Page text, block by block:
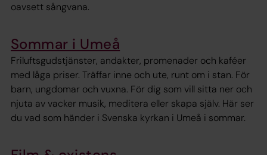
oavsett sångvana.
Sommar i Umeå
Friluftsgudstjänster, andakter, promenader och kaféer
med låga priser. Träffar inne och ute, runt om i stan. För
barn, ungdomar och vuxna. För dig som vill sitta ner och
njuta av vacker musik, meditera eller skapa själv. Här ser
du vad som händer i Svenska kyrkan i Umeå i sommar.